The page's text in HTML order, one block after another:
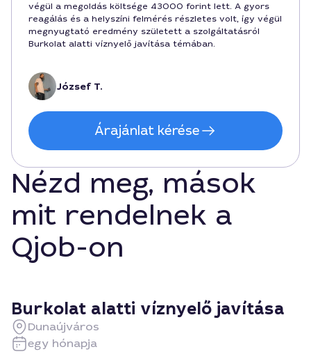
végül a megoldás költsége 43000 forint lett. A gyors
reagálás és a helyszíni felmérés részletes volt, így végül
megnyugtató eredmény született a szolgáltatásról
Burkolat alatti víznyelő javítása témában.
József T.
Árajánlat kérése
Nézd meg, mások
mit rendelnek a
Qjob-on
Burkolat alatti víznyelő javítása
Dunaújváros
egy hónapja